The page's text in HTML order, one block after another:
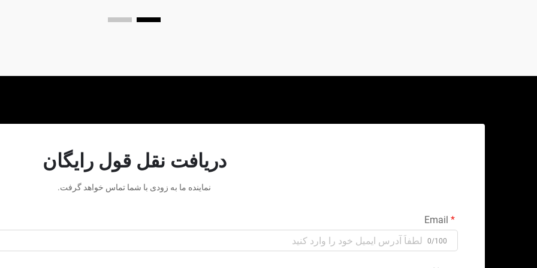
دریافت نقل قول رایگان
نماینده ما به زودی با شما تماس خواهد گرفت.
0/100